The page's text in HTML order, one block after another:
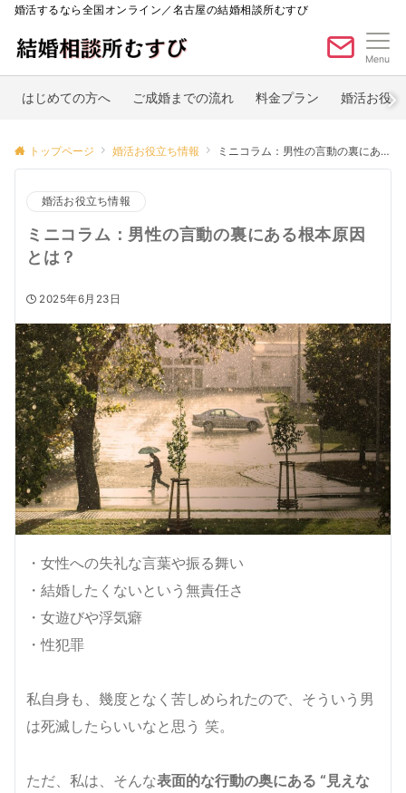
婚活するなら全国オンライン／名古屋の結婚相談所むすび
Menu
はじめての方へ ご成婚までの流れ 料金プラン 婚活お役
トップページ 婚活お役立ち情報 ミニコラム：男性の言動の裏にある根本原因とは？
婚活お役立ち情報
ミニコラム：男性の言動の裏にある根本原因
とは？
2025年6月23日
・女性への失礼な言葉や振る舞い
・結婚したくないという無責任さ
・女遊びや浮気癖
・性犯罪
私自身も、幾度となく苦しめられたので、そういう男
は死滅したらいいなと思う 笑。
ただ、私は、そんな表面的な行動の奥にある “見えな